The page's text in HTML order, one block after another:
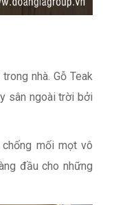
nhà. Gỗ Teak
sân ngoài trời bởi
mối mọt vô
đầu cho những